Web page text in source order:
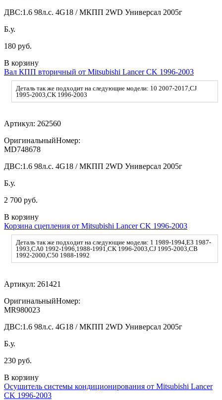
ДВС:1.6 98л.с. 4G18 / МКПП 2WD Универсал 2005г
Б.у.
180 руб.
В корзину
Вал КПП вторичный от Mitsubishi Lancer CK 1996-2003
Деталь так же подходит на следующие модели: 10 2007-2017,CJ
1995-2003,CK 1996-2003
Артикул: 262560
ОригинальныйНомер:
MD748678
ДВС:1.6 98л.с. 4G18 / МКПП 2WD Универсал 2005г
Б.у.
2 700 руб.
В корзину
Корзина сцепления от Mitsubishi Lancer CK 1996-2003
Деталь так же подходит на следующие модели: 1 1989-1994,E3 1987-
1993,CA0 1992-1996,1988-1991,CK 1996-2003,CJ 1995-2003,CB
1992-2000,C50 1988-1992
Артикул: 261421
ОригинальныйНомер:
MR980023
ДВС:1.6 98л.с. 4G18 / МКПП 2WD Универсал 2005г
Б.у.
230 руб.
В корзину
Осушитель системы кондиционирования от Mitsubishi Lancer
CK 1996-2003